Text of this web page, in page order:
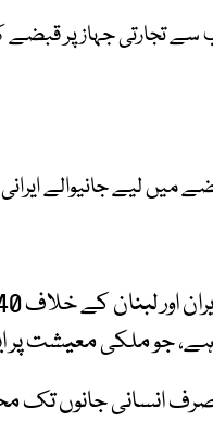
سے تجارتی جہاز پر
میں لیے جانیوالے
انسانی جانوں تک